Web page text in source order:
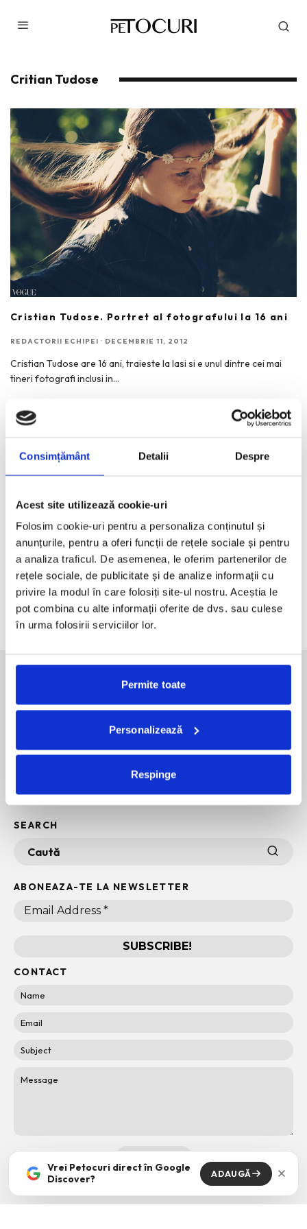
Consimțământ Detalii Despre
Acest site utilizează cookie-uri
Folosim cookie-uri pentru a personaliza conținutul și
anunțurile, pentru a oferi funcții de rețele sociale și pentru
a analiza traficul. De asemenea, le oferim partenerilor de
rețele sociale, de publicitate și de analize informații cu
privire la modul în care folosiți site-ul nostru. Aceștia le
pot combina cu alte informații oferite de dvs. sau culese
în urma folosirii serviciilor lor.
Permite toate
Personalizează
Respinge
Critian Tudose
Cristian Tudose. Portret al fotografului la 16 ani
REDACTORII ECHIPEI · DECEMBRIE 11, 2012
Cristian Tudose are 16 ani, traieste la Iasi si e unul dintre cei mai
tineri fotografi inclusi in...
RECENT POSTS
Bucurestiul pe harta globala a Mercedes-Benz
Funda, element cheie in designul rochiilor de ocazie
KAWS: Art & Comix la Albertina Modern – cand benzile
desenate intra in muzeu
The Outsider. Andreea Macri. 13 ani de fotografie de moda
intr-o expozitie.
60 de ani de Pepsi, celebrati printr-o expozitie-eveniment
INFO + TERMENI SI CONDITII
ARHIVA
SEARCH
ABONEAZA-TE LA NEWSLETTER
CONTACT
Vrei Petocuri direct în Google
Discover?
ADAUGĂ